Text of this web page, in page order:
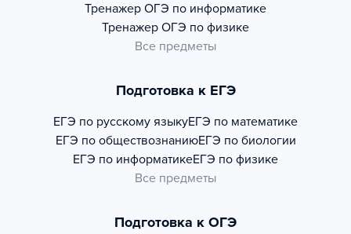
Тренажер ОГЭ по информатике
Тренажер ОГЭ по физике
Все предметы
Подготовка к ЕГЭ
ЕГЭ по русскому языкуЕГЭ по математике
ЕГЭ по обществознаниюЕГЭ по биологии
ЕГЭ по информатикеЕГЭ по физике
Все предметы
Подготовка к ОГЭ